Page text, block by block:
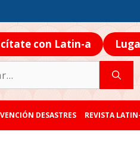
con Latin-a
DESASTRES REVISTA